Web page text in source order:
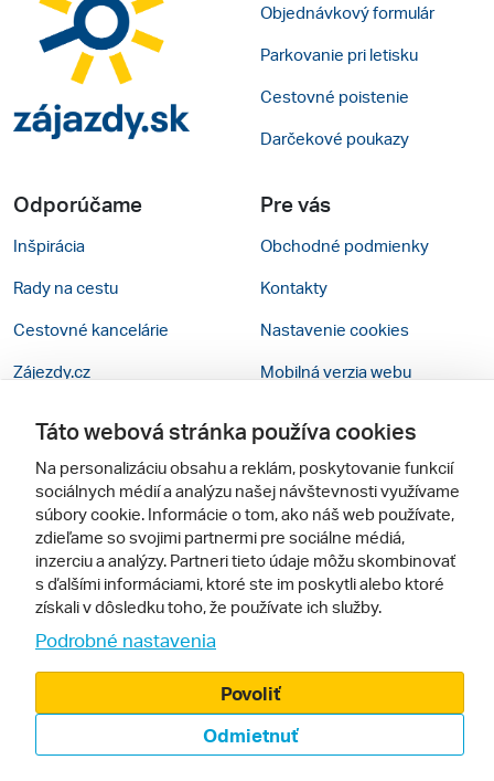
Objednávkový formulár
Parkovanie pri letisku
Cestovné poistenie
Darčekové poukazy
Odporúčame
Inšpirácia
Rady na cestu
Cestovné kancelárie
Zájezdy.cz
Pre vás
Obchodné podmienky
Kontakty
Nastavenie cookies
Mobilná verzia webu
Sledujte nás
spol. s r.o.
Táto webová stránka používa cookies
Na personalizáciu obsahu a reklám, poskytovanie funkcií
sociálnych médií a analýzu našej návštevnosti využívame
súbory cookie. Informácie o tom, ako náš web používate,
zdieľame so svojimi partnermi pre sociálne médiá,
inzerciu a analýzy. Partneri tieto údaje môžu skombinovať
s ďalšími informáciami, ktoré ste im poskytli alebo ktoré
získali v dôsledku toho, že používate ich služby.
Podrobné nastavenia
Odmietnuť
Povoliť